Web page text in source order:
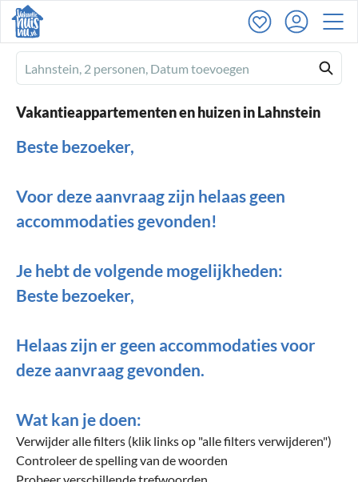
Ferienhausmiete
logo
Vakantieappartementen en huizen in Lahnstein
Beste bezoeker,
Voor deze aanvraag zijn helaas geen
accommodaties gevonden!
Je hebt de volgende mogelijkheden:
Beste bezoeker,
Helaas zijn er geen accommodaties voor
deze aanvraag gevonden.
Wat kan je doen:
Verwijder alle filters (klik links op "alle filters verwijderen")
Controleer de spelling van de woorden